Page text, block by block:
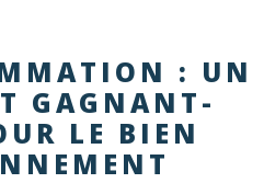
: UN
GAGNANT-
LE BIEN